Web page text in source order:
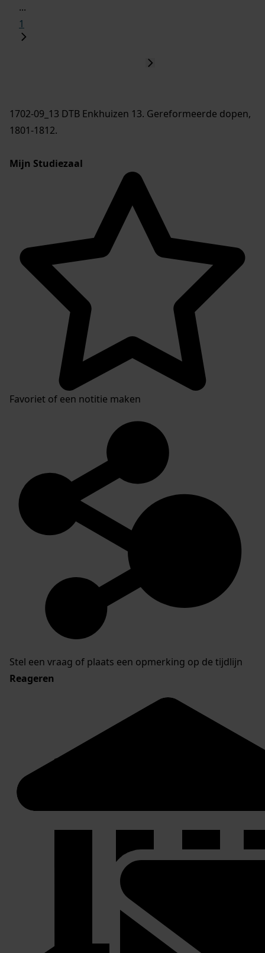
...
1
1702-09_13 DTB Enkhuizen 13. Gereformeerde dopen,
1801-1812.
Mijn Studiezaal
Favoriet of een notitie maken
Stel een vraag of plaats een opmerking op de tijdlijn
Reageren